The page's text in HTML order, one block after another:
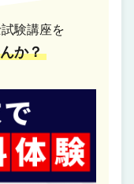
験講座を
か？